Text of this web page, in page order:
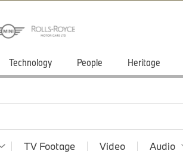
Technology People Heritage
TV Footage Video Audio